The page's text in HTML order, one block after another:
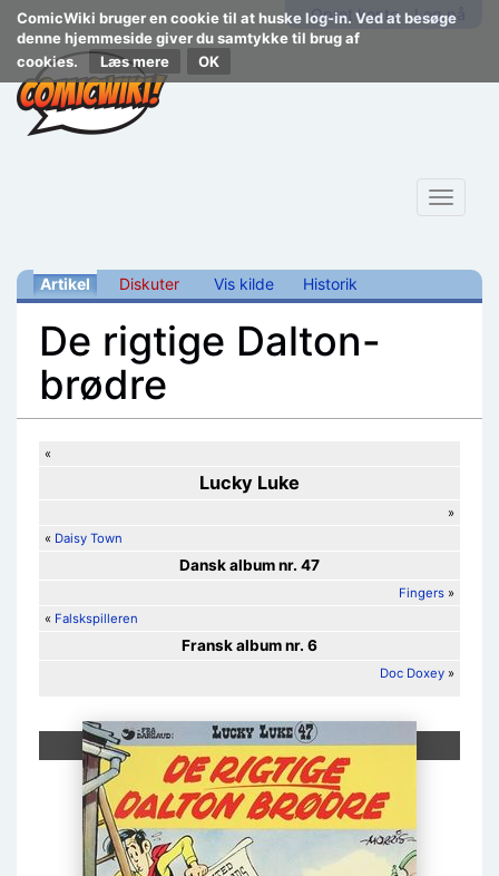
ComicWiki bruger en cookie til at huske log-in. Ved at besøge
denne hjemmeside giver du samtykke til brug af
cookies.
Læs mere
Opret konto Log på
Toggle
Artikel Diskuter Vis kilde Historik
De rigtige Dalton-
brødre
«
Lucky Luke
»
« Daisy Town
Dansk album nr. 47
Fingers »
« Falskspilleren
Fransk album nr. 6
Doc Doxey »